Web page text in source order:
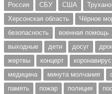
Россия
СБУ США
Херсонская область
Чёрное
безопасность
военная помощь
выходные
дети досуг
жертвы
концерт коронавирус
медицина
минута молчания
память
пожар полиция